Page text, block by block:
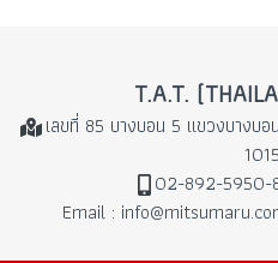
T.A.T.
เลขที่ 85 บางบอน 5 แขวงบางบอ
02-892-5950-
Email :